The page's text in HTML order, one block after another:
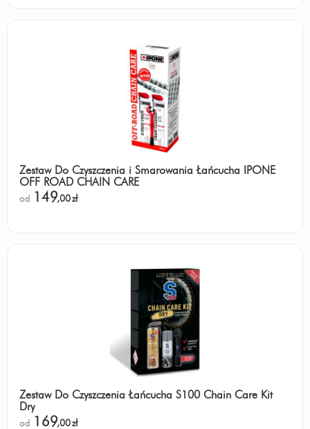
Zestaw Do Czyszczenia i Smarowania Łańcucha IPONE
OFF ROAD CHAIN CARE
od 149,00zł
Zestaw Do Czyszczenia Łańcucha S100 Chain Care Kit
Dry
od 169,00zł